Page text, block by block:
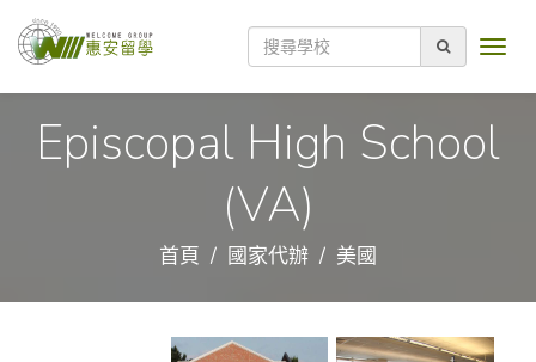
Episcopal High School
(VA)
首頁 國家代辦 美國